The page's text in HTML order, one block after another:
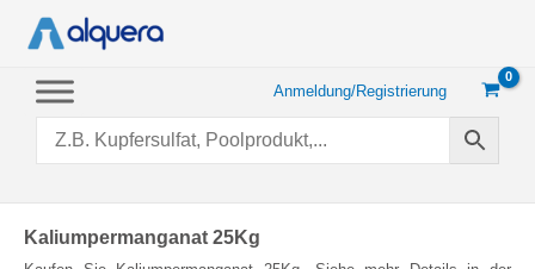
Inhalt
Anmeldung/Registrierung
Kaliumpermanganat 25Kg